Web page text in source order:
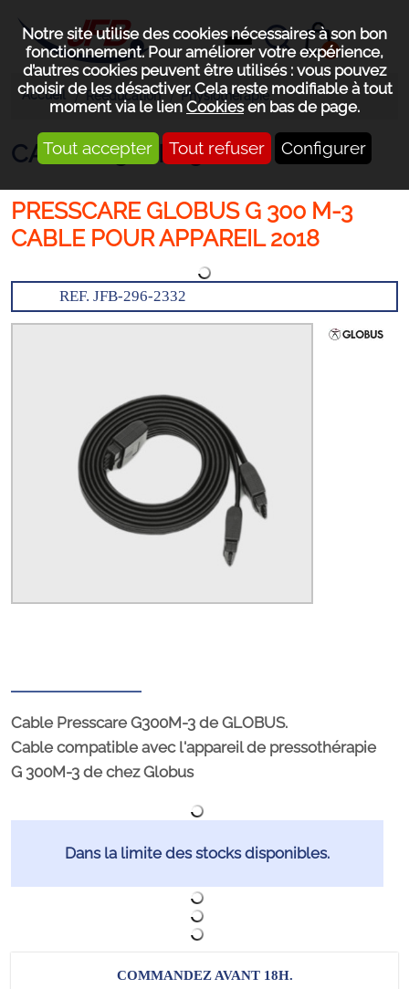
Notre site utilise des cookies nécessaires à son bon
fonctionnement. Pour améliorer votre expérience,
d’autres cookies peuvent être utilisés : vous pouvez
choisir de les désactiver. Cela reste modifiable à tout
moment via le lien Cookiesen bas de page.
Tout accepter Tout refuser Configurer
0
Accueil Rééducation Physiothérapie
CABLE G300M-3
PRESSCARE GLOBUS G 300 M-3
CABLE POUR APPAREIL 2018
REF. JFB-296-2332
Cable Presscare G300M-3 de GLOBUS.
Cable compatible avec l'appareil de pressothérapie
G 300M-3 de chez Globus
Dans la limite des stocks disponibles.
COMMANDEZ AVANT 18H.